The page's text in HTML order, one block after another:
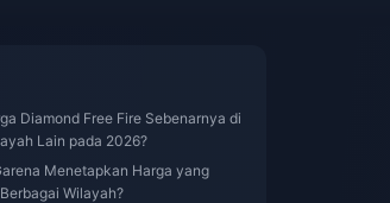
Diamond Free Fire Sebenarnya di
Lain pada 2026?
Menetapkan Harga yang
Wilayah?